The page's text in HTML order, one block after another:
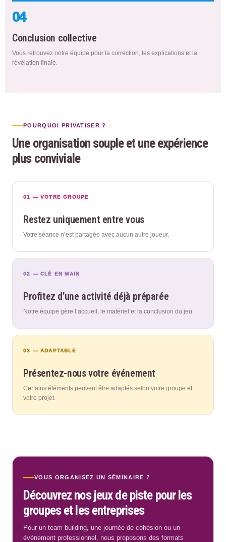
04
Conclusion collective
Vous retrouvez notre équipe pour la correction, les explications et la
révélation finale.
POURQUOI PRIVATISER ?
Une organisation souple et une expérience
plus conviviale
01 — VOTRE GROUPE
Restez uniquement entre vous
Votre séance n’est partagée avec aucun autre joueur.
02 — CLÉ EN MAIN
Profitez d’une activité déjà préparée
Notre équipe gère l’accueil, le matériel et la conclusion du jeu.
03 — ADAPTABLE
Présentez-nous votre événement
Certains éléments peuvent être adaptés selon votre groupe et
votre projet.
VOUS ORGANISEZ UN SÉMINAIRE ?
Découvrez nos jeux de piste pour les
groupes et les entreprises
Pour un team building, une journée de cohésion ou un
événement professionnel, nous proposons des formats